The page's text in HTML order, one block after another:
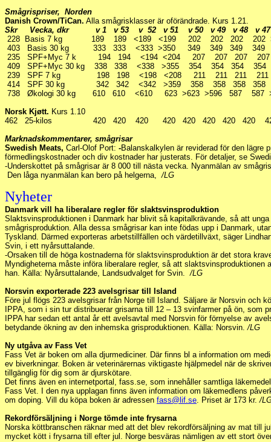
Smågrispriser, Norden
Danish Crown/TiCan. Alla smågrisklasser är oförändrade. Kurs 1.21.
Skr Vecka, dkr v 1 v 53 v 52 v 51 v 50 v 49 v 48 v
228
Basis 7 kg 189 189 <189 <199 202 202 202 202
403 Basis 30 kg 333 333 <333 >350 349 349 349 349
235 SPF+Myc 7 k 194 194 <194 <204 207 207 207
409 SPF+Myc 30 kg 338 338 <338 >355 354 354 354
239 SPF 7 kg 198 198 <198 <208 211 211 211 211
414 SPF 30 kg 342 342 <342 >359 358 358 358
738 Økologi 30 kg 610 610 <610 623 >623 >596 587 587
Norsk Kjøtt. Kurs 1.10
462 25-kilos 420 420 420 420 420 420 420 420
Marknadskommentarer, smågrisar
Swedish Meats, Carl-Olof Port: -Balanskalkylen är reviderad för den lägre
förmedlingskostnader och div kostnader har justerats. För detaljer, se
-Underskottet på smågrisar är 8 000 till nästa vecka. Nyanmälan av
Den låga nyanmälan kan bero på helgerna,/LG
Nyheter
Danmark vill ha liberalare regler för slaktsvinsproduktion
Slaktsvinsproduktionen i Danmark har blivit så kapitalkrävande, så att
smågrisproduktion. Alla dessa smågrisar kan inte födas upp i Danmark,
Tyskland. Därmed exporteras arbetstillfällen och värdetillväxt, säger
Svin, i ett nyårsuttalande.
-Orsaken till de höga kostnaderna för slaktsvinsproduktion är det stora
Myndigheterna måste införa liberalare regler, så att slaktsvinsproduktionen
han. Källa: Nyårsuttalande, Landsudvalget for Svin./LG
Norsvin exporterade 223 avelsgrisar till Island
Före jul flögs 223 avelsgrisar från Norge till Island. Säljare är Norsvin och
IPPA, som i sin tur distribuerar grisarna till 12 – 13 svinfarmer på ön, som
IPPA har sedan ett antal år ett avelsavtal med Norsvin för förnyelse av
betydande ökning av den inhemska grisproduktionen. Källa: Norsvin./LG
Ny utgåva av Fass Vet
Fass Vet är boken om alla djurmediciner. Där finns bl a information om
ev biverkningar. Boken är veterinärernas viktigaste hjälpmedel när de
tillgänglig för dig som är djurskötare.
Det finns även en internetportal, fass.se, som innehåller samtliga
Fass Vet. I den nya upplagan finns även information om läkemedlens
om doping. Vill du köpa boken är adressen fass@lif.se . Priset är 173 kr./
Rekordförsäljning i Norge tömde inte frysarna
Norska köttbranschen räknar med att det blev rekordförsäljning av mat till
mycket kött i frysarna till efter jul. Norge besväras nämligen av ett stort